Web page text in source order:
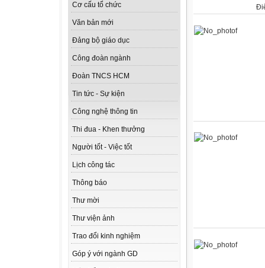
Cơ cấu tổ chức
Văn bản mới
Đảng bộ giáo dục
Công đoàn ngành
Đoàn TNCS HCM
Tin tức - Sự kiện
Công nghệ thông tin
Thi đua - Khen thưởng
Người tốt - Việc tốt
Lịch công tác
Thông báo
Thư mời
Thư viện ảnh
Trao đổi kinh nghiệm
Góp ý với ngành GD